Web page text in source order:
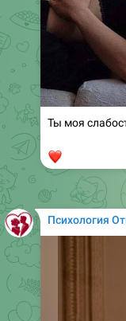
Ты моя
Психология